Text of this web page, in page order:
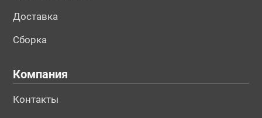
Доставка
Сборка
Компания
Контакты